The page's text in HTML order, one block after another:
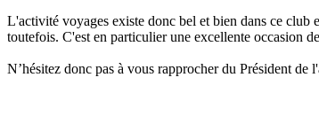
L'activité voyages existe donc bel et bien dans ce club
toutefois. C'est en particulier une excellente occasion
N’hésitez donc pas à vous rapprocher du Président de